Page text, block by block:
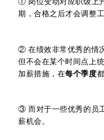
① 岗位变动对应职级上
期，合格之后才会调整工
② 在绩效非常优秀的情
但不会在某个时间点上
加薪措施，在每个季度
③ 而对于一些优秀的员
薪机会。